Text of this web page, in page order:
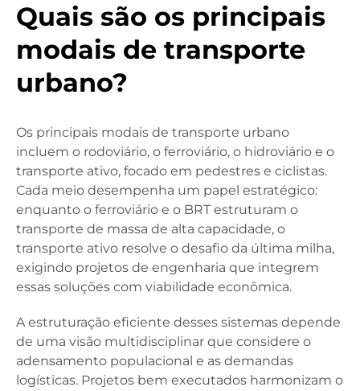
Quais são os principais
modais de transporte
urbano?
Os principais modais de transporte urbano
incluem o rodoviário, o ferroviário, o hidroviário e o
transporte ativo, focado em pedestres e ciclistas.
Cada meio desempenha um papel estratégico:
enquanto o ferroviário e o BRT estruturam o
transporte de massa de alta capacidade, o
transporte ativo resolve o desafio da última milha,
exigindo projetos de engenharia que integrem
essas soluções com viabilidade econômica.
A estruturação eficiente desses sistemas depende
de uma visão multidisciplinar que considere o
adensamento populacional e as demandas
logísticas. Projetos bem executados harmonizam o